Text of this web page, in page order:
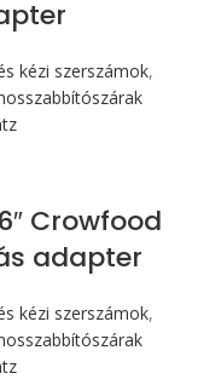
kézi szerszámok,
Crowfood
adapter
kézi szerszámok,